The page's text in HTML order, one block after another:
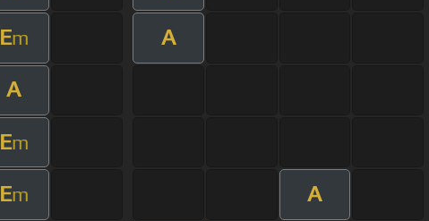
Em A
A
Em
Em A